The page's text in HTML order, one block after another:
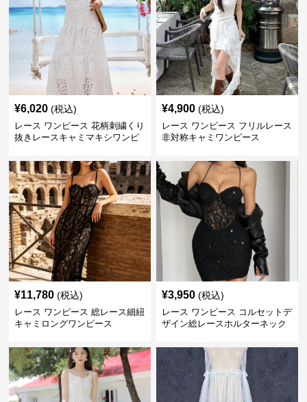
¥6,020 (税込)
レース ワンピース 花柄刺繍くり
抜きレースキャミマキシワンピ
¥4,900 (税込)
レース ワンピース フリルレース
非対称キャミワンピース
¥11,780 (税込)
レース ワンピース 総レース細紐
キャミロングワンピース
¥3,950 (税込)
レース ワンピース コルセットデ
ザイン総レースホルターネック